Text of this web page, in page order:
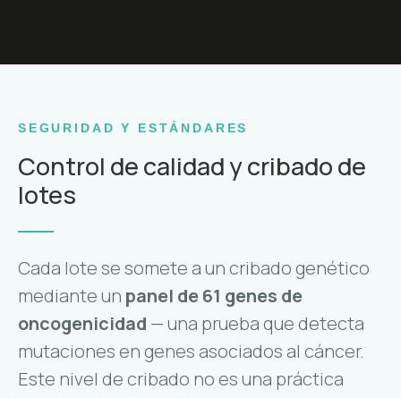
SEGURIDAD Y ESTÁNDARES
Control de calidad y cribado de
lotes
Cada lote se somete a un cribado genético
mediante un panel de 61 genes de
oncogenicidad — una prueba que detecta
mutaciones en genes asociados al cáncer.
Este nivel de cribado no es una práctica